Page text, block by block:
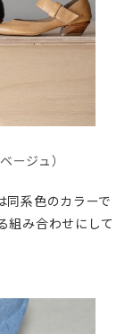
ージュ）
同系色のカラーで
組み合わせにして